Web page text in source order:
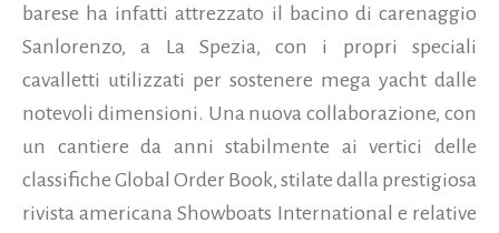
barese ha infatti attrezzato il bacino di carenaggio
Sanlorenzo, a La Spezia, con i propri speciali
cavalletti utilizzati per sostenere mega yacht dalle
notevoli dimensioni. Una nuova collaborazione, con
un cantiere da anni stabilmente ai vertici delle
classifiche Global Order Book, stilate dalla prestigiosa
rivista americana Showboats International e relative